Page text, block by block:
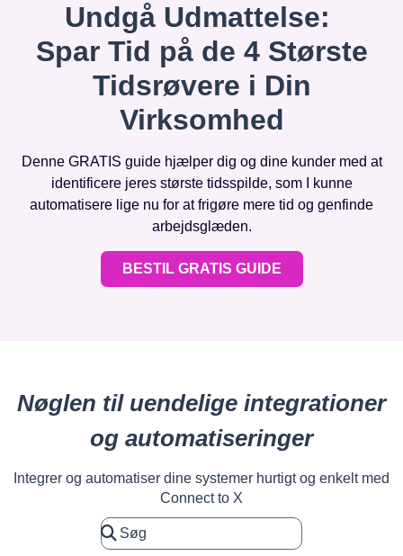
Undgå Udmattelse:
Spar Tid på de 4 Største
Tidsrøvere i Din
Virksomhed
Denne GRATIS guide hjælper dig og dine kunder med at
identificere jeres største tidsspilde, som I kunne
automatisere lige nu for at frigøre mere tid og genfinde
arbejdsglæden.
BESTIL GRATIS GUIDE
Nøglen til uendelige integrationer
og automatiseringer
Integrer og automatiser dine systemer hurtigt og enkelt med
Connect to X